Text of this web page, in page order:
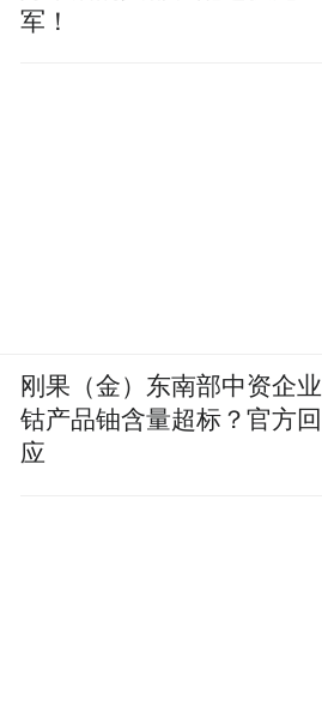
军！
刚果（金）东南部中资企业
钴产品铀含量超标？官方回
应